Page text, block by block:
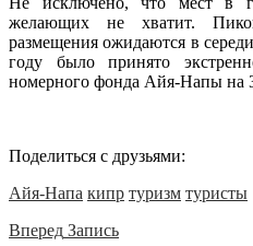
желающих не хватит.
размещения ожидаются в
году было принято
номерного фонда Айя-Напы на
Поделиться с друзьями:
Айя-Напа кипр туризм туристы
Вперед Запись